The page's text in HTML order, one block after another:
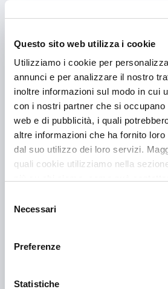
Questo sito web utilizza i cookie
Utilizziamo i cookie per
annunci e per analizzare il nostro
inoltre informazioni sul modo in cui
con i nostri partner che si occupano
web e di pubblicità, i quali
altre informazioni che ha fornito
dal suo utilizzo dei loro servizi.
quali cookie utilizziamo nella
può trovare nel footer del sito nella
delNecessari
Preferenze
Statistiche
mirateper raccogliere
come abitudini alimentari, uso di
di attività fisica, eventuali
eventuali familiarità.
Questa fase iniziale, nota come
per dare un primo quadro
quali possono essere gli
Nella seconda parte della visita,
clinico approfondito, basato sull’
medico di identificare eventuali